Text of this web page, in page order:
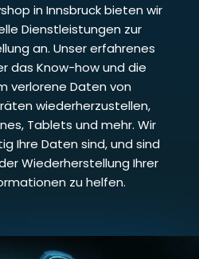
in Innsbruck bieten wir
Dienstleistungen zur
an. Unser erfahrenes
das Know-how und die
verlorene Daten von
wiederherzustellen,
Tablets und mehr. Wir
Ihre Daten sind, und sind
Wiederherstellung Ihrer
zu helfen.